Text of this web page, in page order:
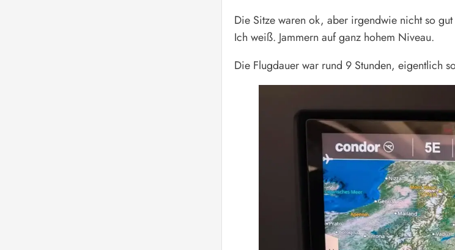
Die Sitze waren ok, aber irgendwie nicht so
Ich weiß. Jammern auf ganz hohem Niveau.
Die Flugdauer war rund 9 Stunden, eigentlich